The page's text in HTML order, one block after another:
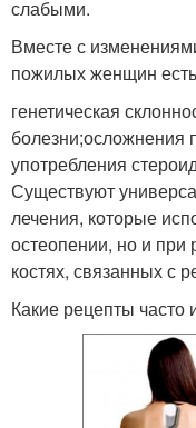
слабыми.
Вместе с
пожилых женщин
генетическая
болезни;осложнения
употребления
Существуют
лечения, которые
остеопении, но и при
костях, связанных с
Какие рецепты часто